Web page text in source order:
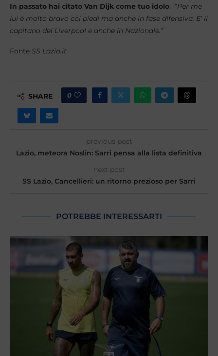
In passato hai citato Van Dijk come tuo idolo. “Per me
lui è molto bravo coi piedi ma anche in fase difensiva. E’ il
capitano del Liverpool e anche in Nazionale.”
Fonte SS Lazio.it
SHARE 0
previous post
Lazio, meteora Noslin: Sarri pensa alla lista definitiva
next post
SS Lazio, Cancellieri: un ritorno prezioso per Sarri
POTREBBE INTERESSARTI